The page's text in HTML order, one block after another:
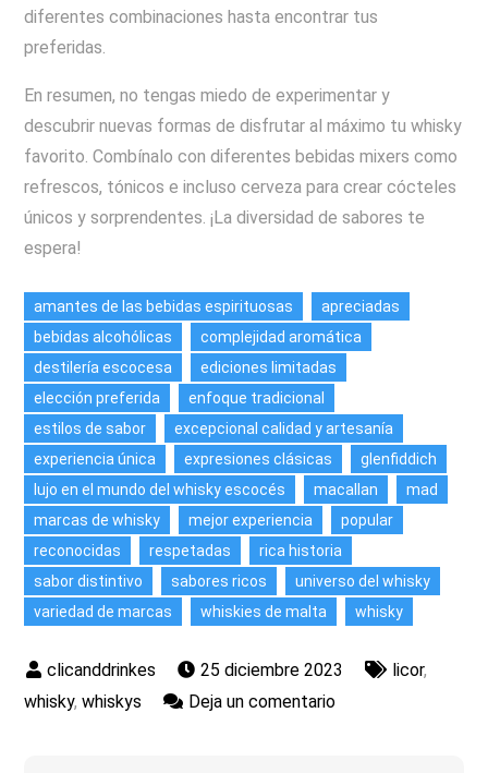
diferentes combinaciones hasta encontrar tus
preferidas.
En resumen, no tengas miedo de experimentar y
descubrir nuevas formas de disfrutar al máximo tu whisky
favorito. Combínalo con diferentes bebidas mixers como
refrescos, tónicos e incluso cerveza para crear cócteles
únicos y sorprendentes. ¡La diversidad de sabores te
espera!
amantes de las bebidas espirituosas
apreciadas
bebidas alcohólicas
complejidad aromática
destilería escocesa
ediciones limitadas
elección preferida
enfoque tradicional
estilos de sabor
excepcional calidad y artesanía
experiencia única
expresiones clásicas
glenfiddich
lujo en el mundo del whisky escocés
macallan
mad
marcas de whisky
mejor experiencia
popular
reconocidas
respetadas
rica historia
sabor distintivo
sabores ricos
universo del whisky
variedad de marcas
whiskies de malta whisky
25 diciembre 2023 licor,
whisky,whiskys Deja un comentarioen